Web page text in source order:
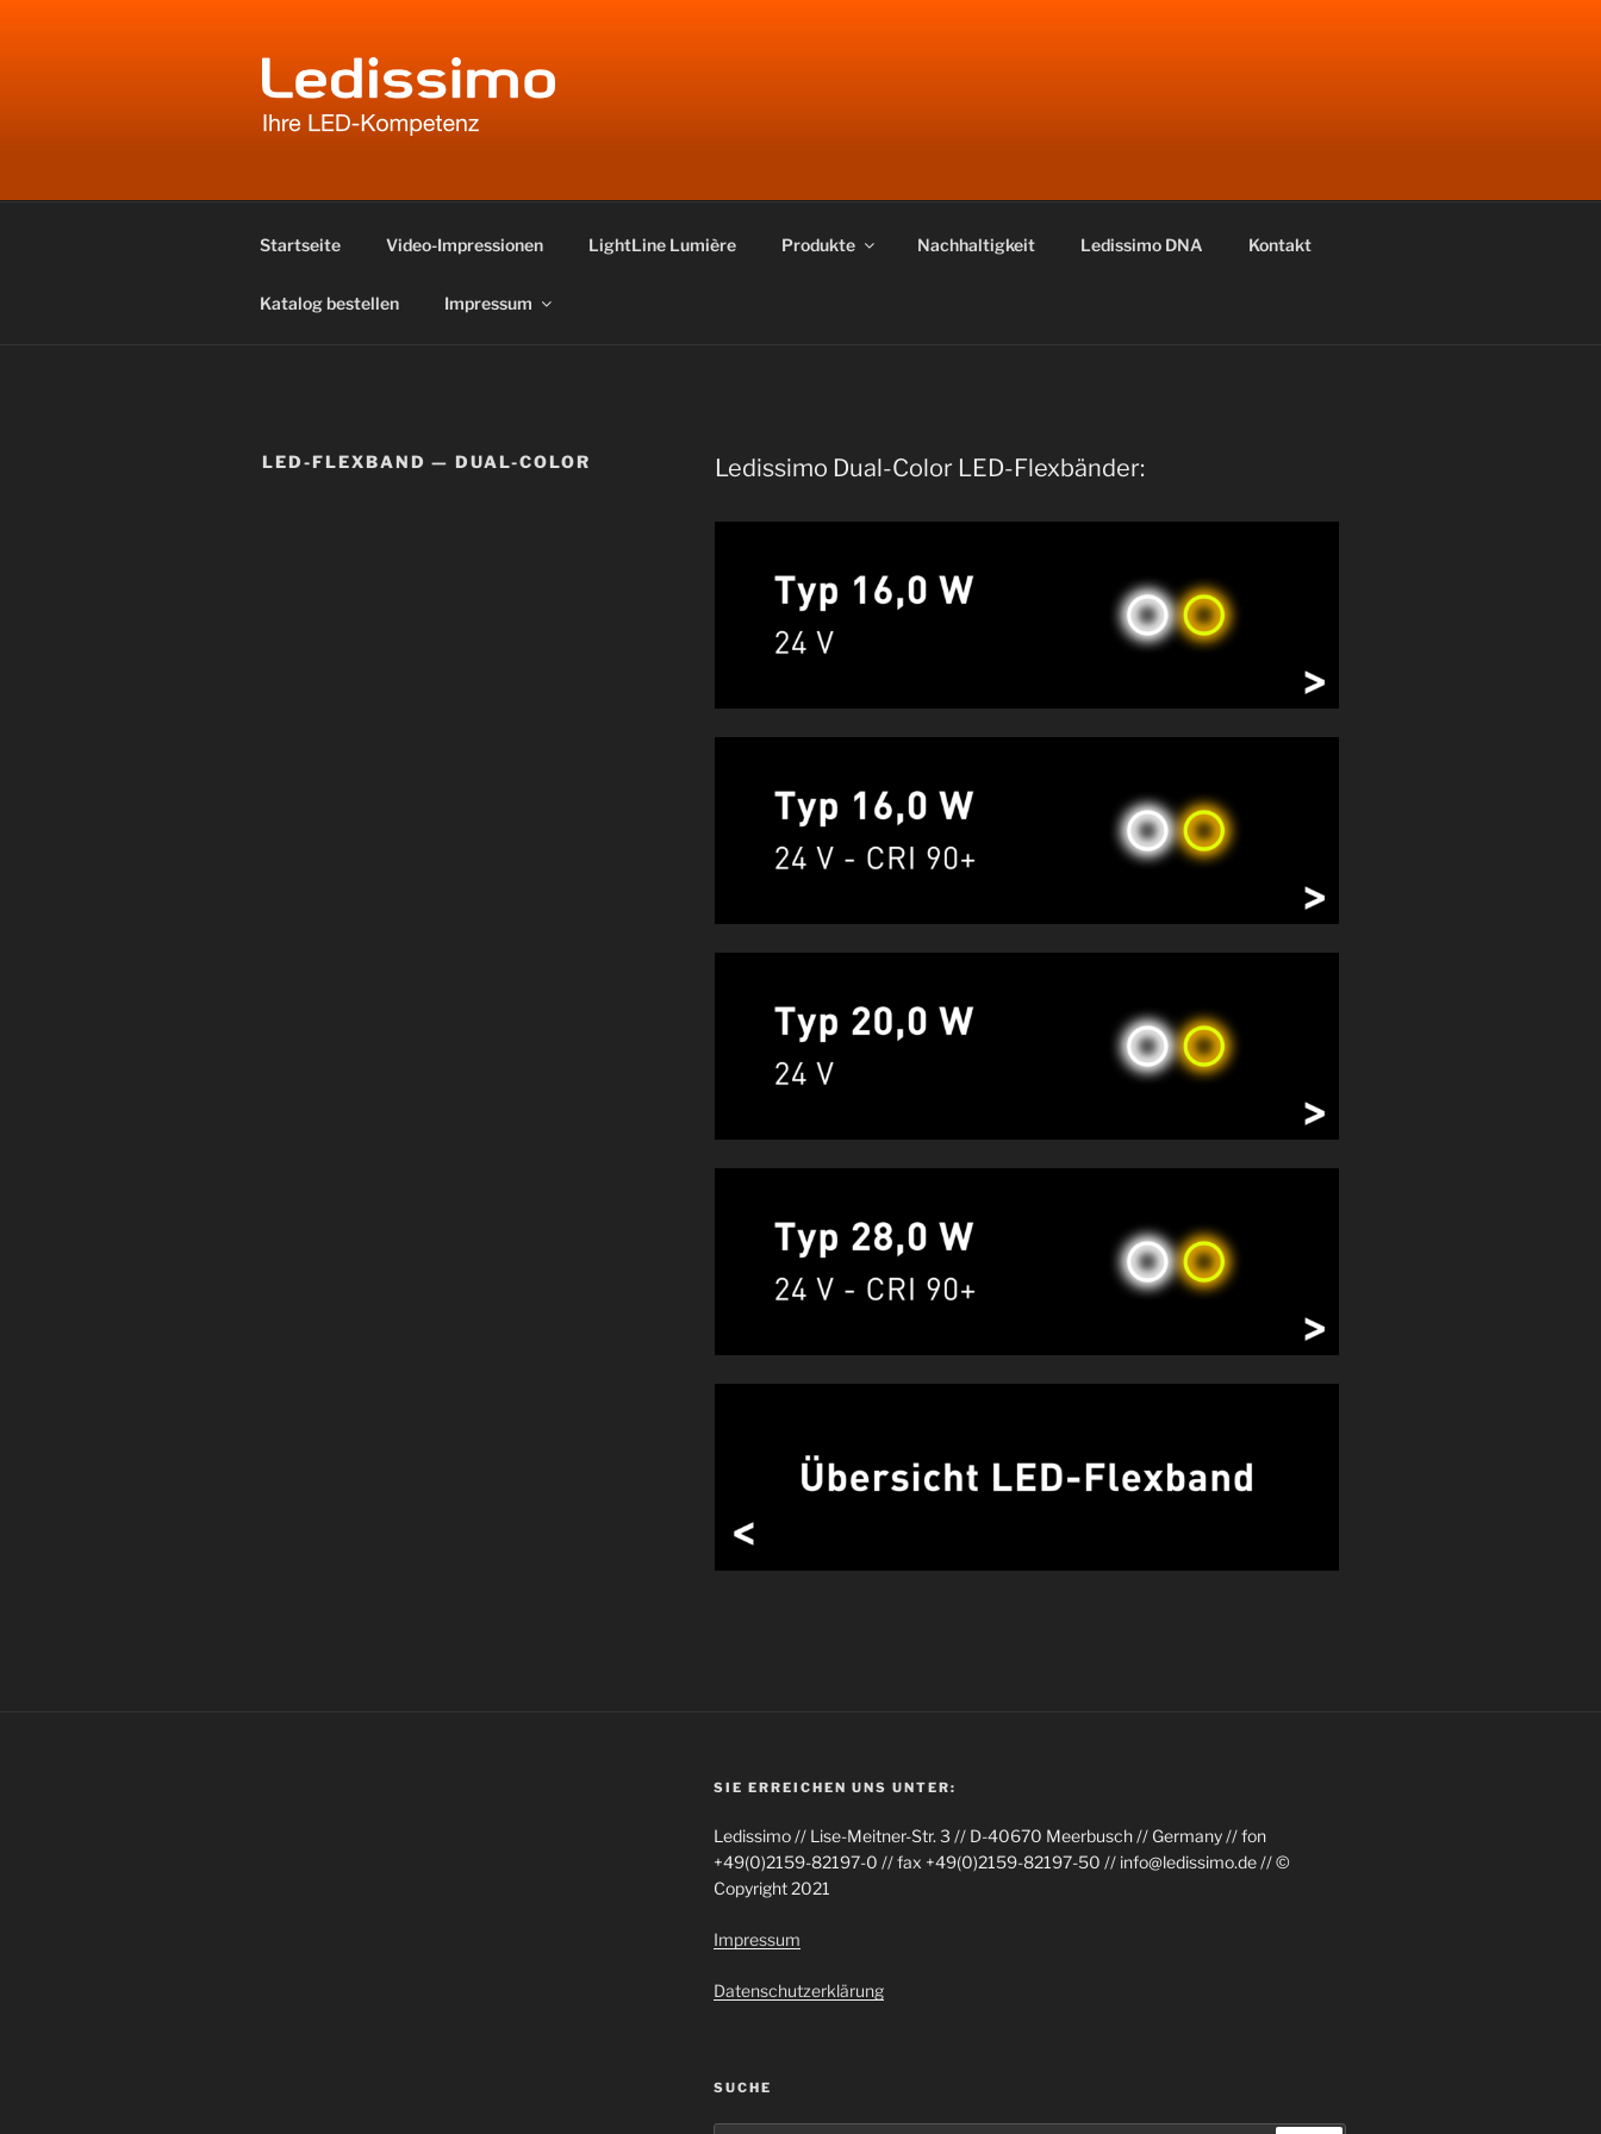
Startseite Video-Impressionen LightLine Lumière Produkte Nachhaltigkeit Ledissimo DNA Kontakt
Katalog bestellen Impressum
LED-FLEXBAND — DUAL-COLOR Ledissimo Dual-Color LED-Flexbänder:
SIE ERREICHEN UNS UNTER:
Ledissimo // Lise-Meitner-Str. 3 // D-40670 Meerbusch // Germany // fon
+49(0)2159-82197-0 // fax +49(0)2159-82197-50 // info@ledissimo.de // ©
Copyright 2021
Impressum
Datenschutzerklärung
SUCHE